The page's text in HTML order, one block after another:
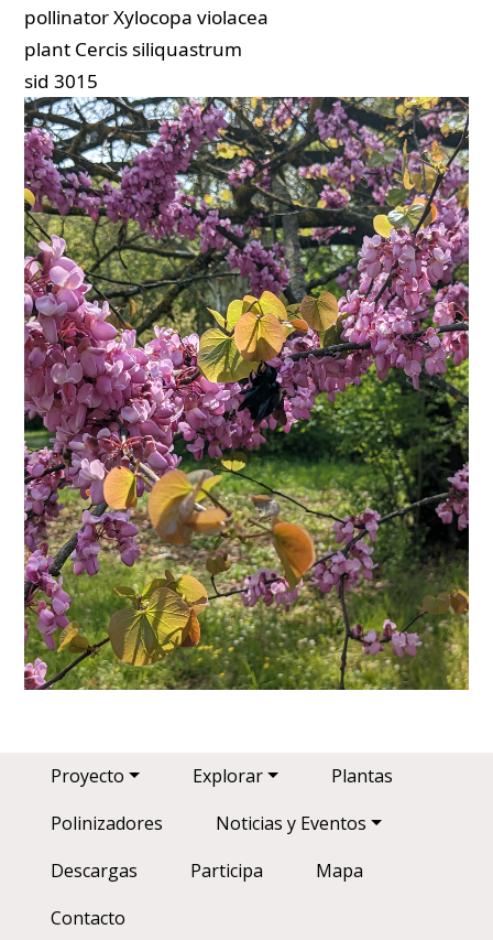
pollinatorXylocopa violacea
plant Cercis siliquastrum
sid 3015
Main navigation
Proyecto Explorar
Plantas
Polinizadores
Noticias y Eventos
Descargas
Participa
Mapa
Contacto